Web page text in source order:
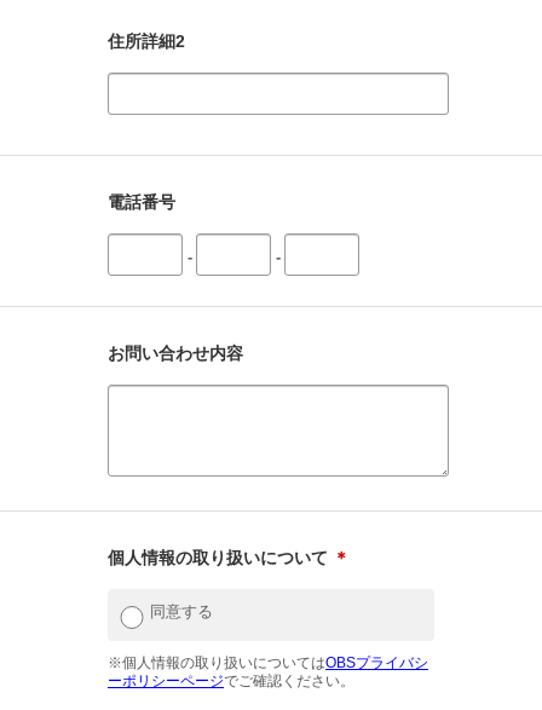
住所詳細2
電話番号
- -
お問い合わせ内容
個人情報の取り扱いについて ＊
同意する
※個人情報の取り扱いについてはOBSプライバシ
ーポリシーページでご確認ください。